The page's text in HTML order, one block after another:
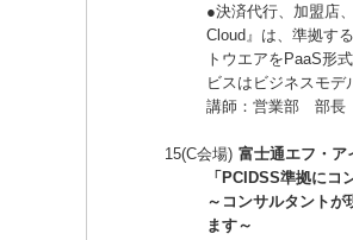
●決済代行、加盟店
Cloud』は、準拠す
トウエアをPaaS形
ビスはビジネスモデ
講師：営業部 部
15(C会場) 富士通エフ・ア
「PCIDSS準拠にコ
～コンサルタント
ます～